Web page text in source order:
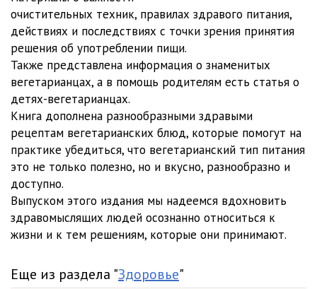
очистительных техник, правилах здравого питания,
действиях и последствиях с точки зрения принятия
решения об употреблении пищи.
Также представлена информация о знаменитых
вегетарианцах, а в помощь родителям есть статья о
детях-вегетарианцах.
Книга дополнена разнообразными здравыми
рецептам вегетарианских блюд, которые помогут на
практике убедиться, что вегетарианский тип питания
это не только полезно, но и вкусно, разнообразно и
доступно.
Выпуском этого издания мы надеемся вдохновить
здравомыслящих людей осознанно относиться к
жизни и к тем решениям, которые они принимают.
Еще из раздела "Здоровье"